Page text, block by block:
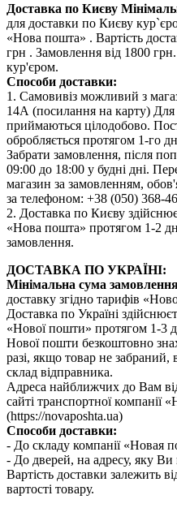
Доставка по Києву
для доставки по Києву
«Нова пошта» . Вартість
грн . Замовлення від 1800
кур'єром.
Способи доставки:
1. Самовивіз можливий з
14А (посилання на карту)
приймаються цілодобово.
обробляється протягом 1-го
Забрати замовлення, після
09:00 до 18:00 у будні дні.
магазин за замовленням,
за телефоном: +38 (050) 368-
2. Доставка по Києву
«Нова пошта» протягом 1-2
замовлення.
ДОСТАВКА ПО УКРАЇНІ:
Мінімальна сума
доставку згідно тарифів
Доставка по Україні
«Нової пошти» протягом 1-3
Нової пошти безкоштовно
разі, якщо товар не забраний,
склад відправника.
Адреса найближчих до Вам
сайті транспортної компанії
(https://novaposhta.ua)
Способи доставки:
- До складу компанії «Новая
- До дверей, на адресу, яку Ви
Вартість доставки залежить
вартості товару.